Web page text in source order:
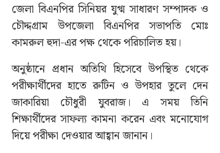
জেলা বিএনপির সিনিয়র যুগ্ম সাধারণ সম্পাদক ও
চৌদ্দগ্রাম উপজেলা বিএনপির সভাপতি মোঃ
কামরুল হুদা-এর পক্ষ থেকে পরিচালিত হয়।
অনুষ্ঠানে প্রধান অতিথি হিসেবে উপস্থিত থেকে
পরীক্ষার্থীদের হাতে রুটিন ও উপহার তুলে দেন
জাকারিয়া চৌধুরী যুবরাজ। এ সময় তিনি
শিক্ষার্থীদের সাফল্য কামনা করেন এবং মনোযোগ
দিয়ে পরীক্ষা দেওয়ার আহ্বান জানান।